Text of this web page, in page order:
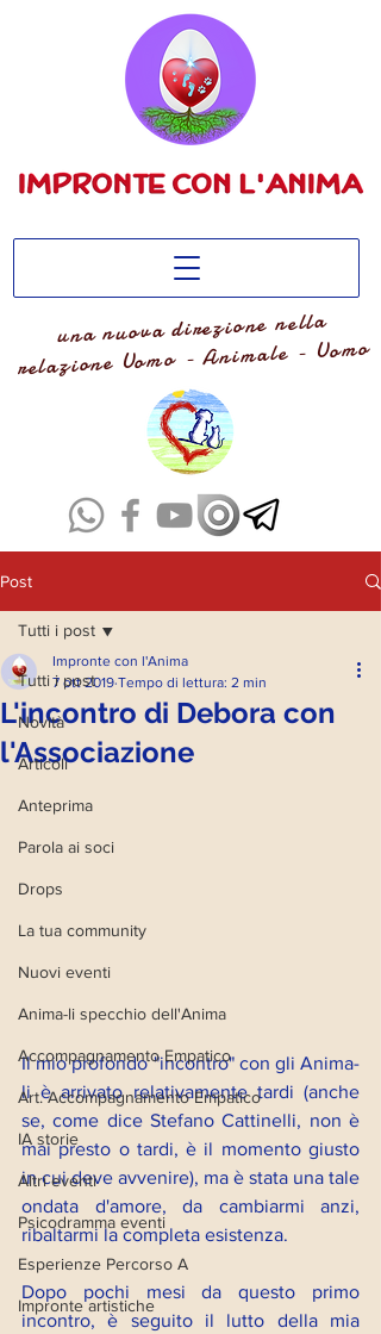
una nuova direzione nella
relazione Uomo - Animale - Uomo
Post
Tutti i post
Novità
Articoli
Anteprima
Parola ai soci
Drops
La tua community
Nuovi eventi
Anima-li specchio dell'Anima
Accompagnamento Empatico
Art. Accompagnamento Empatico
IA storie
Altri eventi
Psicodramma eventi
Esperienze Percorso A
Impronte artistiche
Tutti i post
L'incontro di Debora con
l'Associazione
Impronte con l'Anima
7 ott 2019 Tempo di lettura: 2 min
Il mio profondo "incontro" con gli Anima-
li è arrivato relativamente tardi (anche
se, come dice Stefano Cattinelli, non è
mai presto o tardi, è il momento giusto
in cui deve avvenire), ma è stata una tale
ondata d'amore, da cambiarmi anzi,
ribaltarmi la completa esistenza.
Dopo pochi mesi da questo primo
incontro, è seguito il lutto della mia